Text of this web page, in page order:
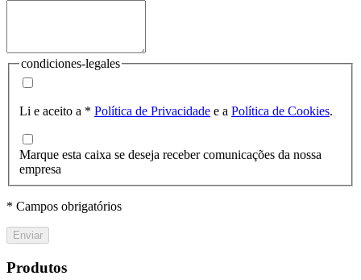
condiciones-legales
Li e aceito a * Política de Privacidade e a Política de Cookies.
Marque esta caixa se deseja receber comunicações da nossa
empresa
* Campos obrigatórios
Enviar
Produtos